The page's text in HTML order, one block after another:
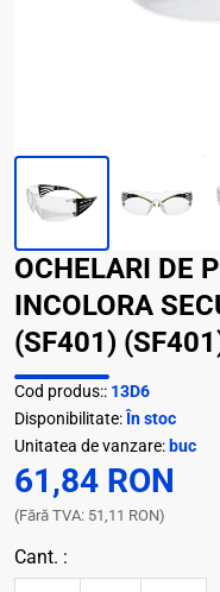
OCHELARI DE
INCOLORA
(SF401)
Cod produs:: 13D6
Disponibilitate: În stoc
Unitatea de vanzare: buc
61,84 RON
(Fără TVA: 51,11 RON)
Cant. :